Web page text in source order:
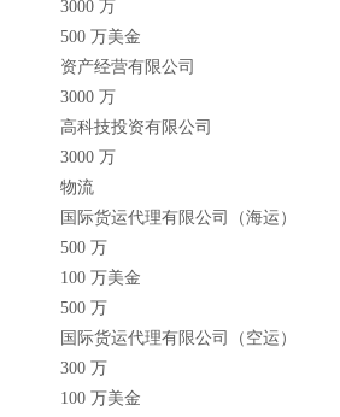
3000 万
500 万美金
资产经营有限公司
3000 万
高科技投资有限公司
3000 万
物流
国际货运代理有限公司（海运）
500 万
100 万美金
500 万
国际货运代理有限公司（空运）
300 万
100 万美金